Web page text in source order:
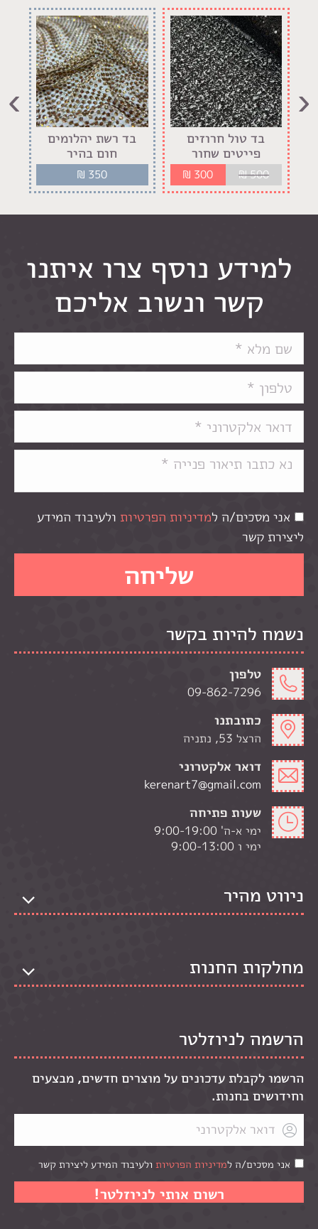
בד טול חרוזים
פייטים שחור
₪500
₪ 300
בד רשת יהלומים
חום בהיר
₪ 350
‹
›
למידע נוסף צרו איתנו
קשר ונשוב אליכם
אני מסכים/ה למדיניות הפרטיות ולעיבוד המידע
ליצירת קשר
נשמח להיות בקשר
טלפון
09-862-7296
כתובתנו
הרצל 53, נתניה
דואר אלקטרוני
kerenart7@gmail.com
שעות פתיחה
ימי א-ה' 9:00-19:00
ימי ו 9:00-13:00
ניווט מהיר
מחלקות החנות
הרשמה לניוזלטר
הרשמו לקבלת עדכונים על מוצרים חדשים, מבצעים
וחידושים בחנות.
אני מסכים/ה למדיניות הפרטיות ולעיבוד המידע ליצירת קשר